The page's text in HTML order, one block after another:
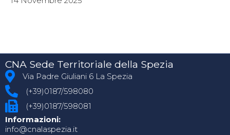
CNA Sede Territoriale della Spezia
Via Padre Giuliani 6 La Spezia
(+39)0187/598080
(+39)0187/598081
Informazioni:
info@cnalaspezia.it